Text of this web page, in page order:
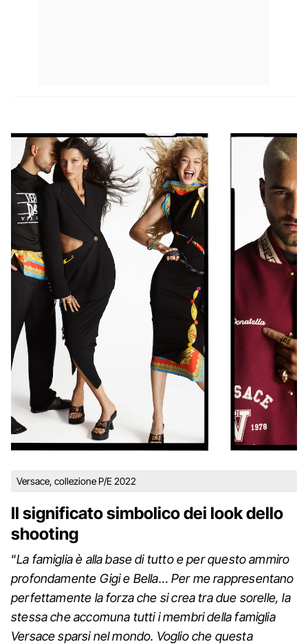
Versace, collezione P/E 2022
Il significato simbolico dei look dello
shooting
“La famiglia è alla base di tutto e per questo ammiro
profondamente Gigi e Bella… Per me rappresentano
perfettamente la forza che si crea tra due sorelle, la
stessa che accomuna tutti i membri della famiglia
Versace sparsi nel mondo. Voglio che questa